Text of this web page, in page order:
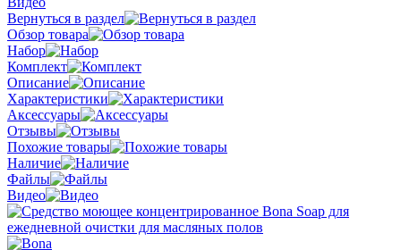
Вернуться в раздел
Обзор товара
Набор
Комплект
Описание
Характеристики
Аксессуары
Отзывы
Похожие товары
Наличие
Файлы
Видео